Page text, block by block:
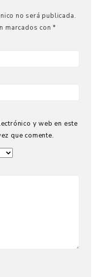
no será publicada.
marcados con*
y web en este
que comente.